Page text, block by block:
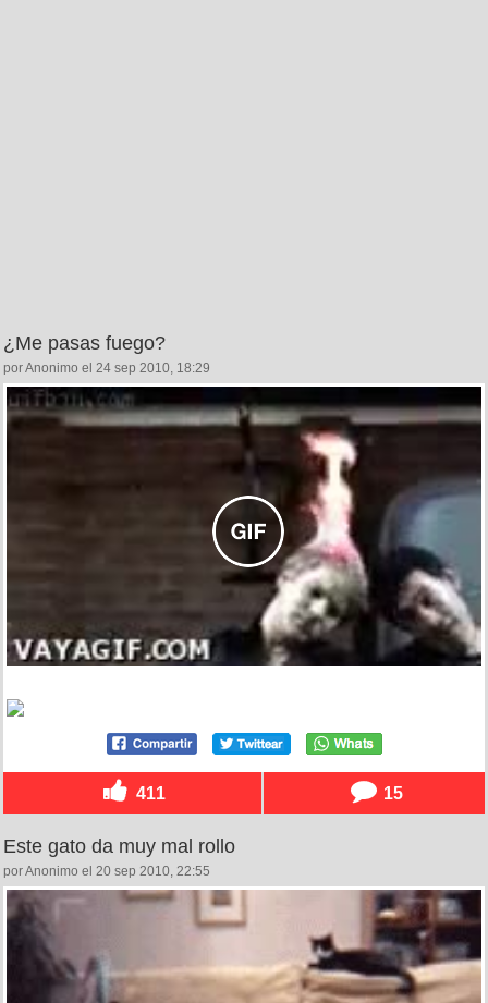
¿Me pasas fuego?
por Anonimo el 24 sep 2010, 18:29
411 15
Este gato da muy mal rollo
por Anonimo el 20 sep 2010, 22:55